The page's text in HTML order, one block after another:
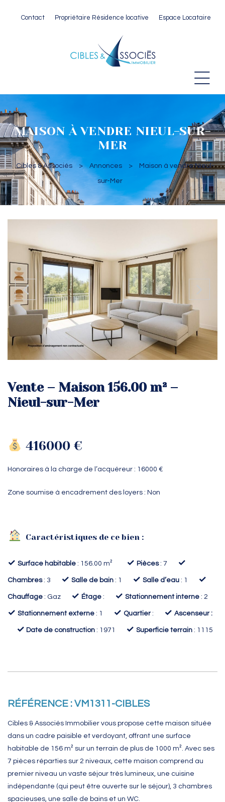
Contact Propriétaire Résidence locative Espace Locataire
MAISON À VENDRE NIEUL-SUR-
MER
Cibles & Associés > Annonces > Maison à vendre Nieul-
sur-Mer
Vente – Maison 156.00 m² –
Nieul-sur-Mer
416000 €
Honoraires à la charge de l’acquéreur : 16000 €
Zone soumise à encadrement des loyers : Non
Caractéristiques de ce bien :
✓ Surface habitable : 156.00 m² ✓ Pièces: 7 ✓
Chambres: 3 ✓ Salle de bain : 1 ✓ Salle d’eau : 1 ✓
Chauffage : Gaz ✓ Étage : ✓ Stationnement interne : 2
✓ Stationnement externe : 1 ✓ Quartier: ✓ Ascenseur :
✓ Date de construction : 1971 ✓ Superficie terrain : 1115
RÉFÉRENCE : VM1311-CIBLES
Cibles & Associés Immobilier vous propose cette maison située
dans un cadre paisible et verdoyant, offrant une surface
habitable de 156 m² sur un terrain de plus de 1000 m². Avec ses
7 pièces réparties sur 2 niveaux, cette maison comprend au
premier niveau un vaste séjour très lumineux, une cuisine
indépendante (qui peut être ouverte sur le séjour), 3 chambres
spacieuses, une salle de bains et un WC.